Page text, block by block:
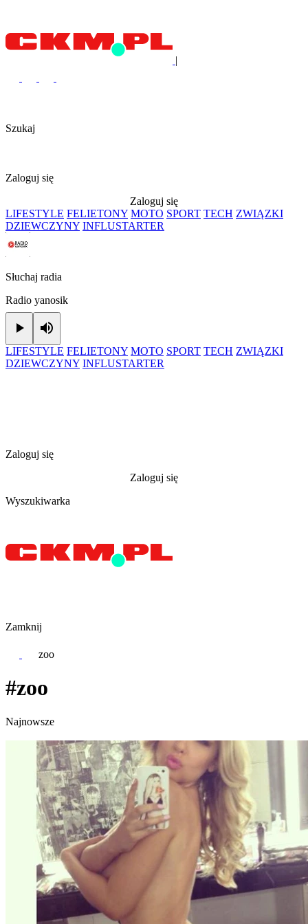
|
Szukaj
Zaloguj się
Zaloguj się
LIFESTYLE FELIETONY MOTO SPORT TECH ZWIĄZKI
DZIEWCZYNY INFLUSTARTER
Słuchaj radia
Radio yanosik
Play
LIFESTYLE FELIETONY MOTO SPORT TECH ZWIĄZKI
DZIEWCZYNY INFLUSTARTER
Zaloguj się
Zaloguj się
Wyszukiwarka
Zamknij
zoo
#zoo
Najnowsze